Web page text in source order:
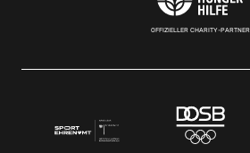
OFFIZIELLER CHARITY-PARTNER